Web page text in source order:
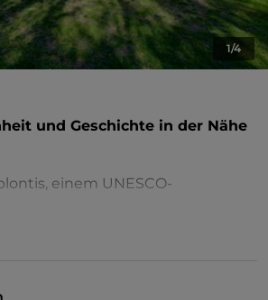
1/4
und Geschichte in der Nähe
einem UNESCO-